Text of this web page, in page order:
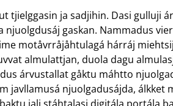
tjielggasin ja sadjihin. Dasi gulluji
njuolgdusáj gaskan. Nammadus
motåvrråjåhtulagá hárráj
almulattjan, duola dagu
árvustallat gåktu máhtto
javllamusá njuolgadusájda, álkket